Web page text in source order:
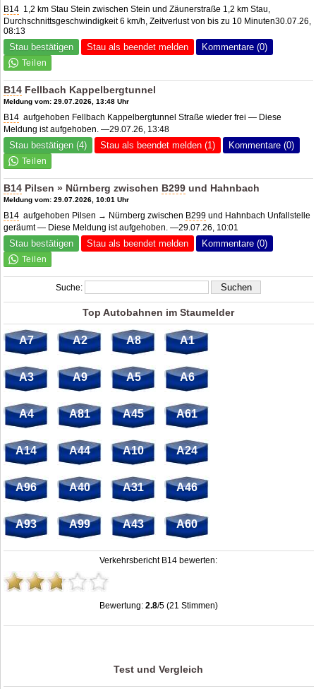
B14 1,2 km Stau Stein zwischen Stein und Zäunerstraße 1,2 km Stau,
Durchschnittsgeschwindigkeit 6 km/h, Zeitverlust von bis zu 10 Minuten30.07.26,
08:13
Stau bestätigen Stau als beendet melden Kommentare (0)
B14 Fellbach Kappelbergtunnel
Meldung vom: 29.07.2026, 13:48 Uhr
B14 aufgehoben Fellbach Kappelbergtunnel Straße wieder frei — Diese
Meldung ist aufgehoben. —29.07.26, 13:48
Stau bestätigen (4) Stau als beendet melden (1) Kommentare (0)
B14 Pilsen » Nürnberg zwischen B299 und Hahnbach
Meldung vom: 29.07.2026, 10:01 Uhr
B14 aufgehoben Pilsen → Nürnberg zwischen B299 und Hahnbach Unfallstelle
geräumt — Diese Meldung ist aufgehoben. —29.07.26, 10:01
Stau bestätigen Stau als beendet melden Kommentare (0)
Suche:
Top Autobahnen im Staumelder
A7 A2 A8 A1
A3 A9 A5 A6
A4 A81 A45 A61
A14 A44 A10 A24
A96 A40 A31 A46
A93 A99 A43 A60
Verkehrsbericht B14 bewerten:
Bewertung: 2.8/5 (21 Stimmen)
Stau B14: Unfälle, Sperrung & Baustellen | Staumelder B14 ,2.8out of5based
Test und Vergleich